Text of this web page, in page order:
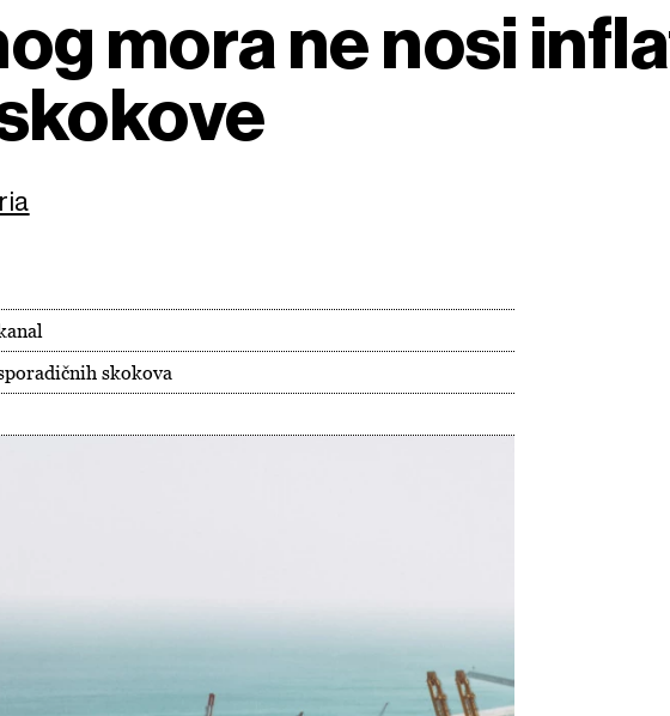
mora ne nosi
skokova